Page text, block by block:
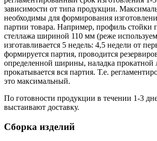
зависимости от типа продукции.
необходимы для формирования
партии товара. Например, профиль стойки
стеллажа шириной 110 мм (реже
изготавливается 5 недель: 4,5 недели от
формируется партия, проводится
определенной ширины, наладка прокатной
прокатывается вся партия. Т.е.
это максимальный.
По готовности продукции в течении 1-3
выстаивают доставку.
Сборка изделий